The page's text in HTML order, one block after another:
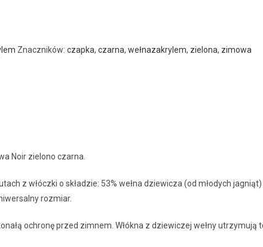
Znaczników: czapka, czarna, wełnazakrylem, zielona, zimowa
Noir zielono czarna.
z włóczki o składzie: 53% wełna dziewicza (od młodych jagniąt)
rozmiar.
ochronę przed zimnem. Włókna z dziewiczej wełny utrzymują